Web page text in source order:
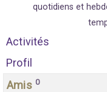
quotidiens et
Activités
Profil
Amis 0